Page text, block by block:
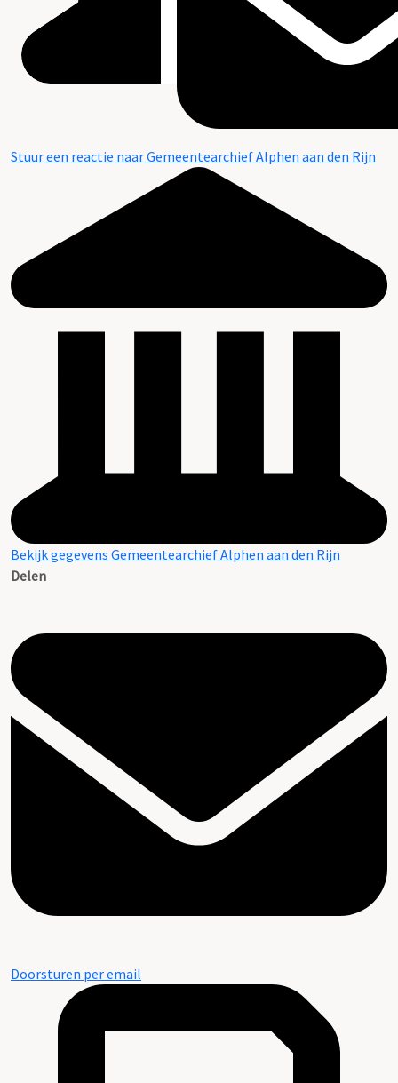
Stuur een reactie naar Gemeentearchief Alphen aan den Rijn
Bekijk gegevens Gemeentearchief Alphen aan den Rijn
Delen
Doorsturen per email